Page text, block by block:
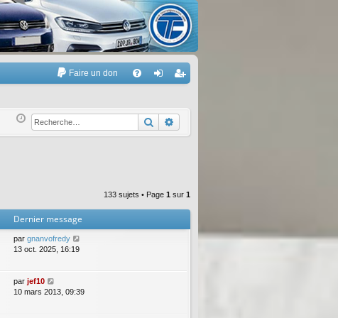
Faire un don
Q ne
xi
nr
eg
r
Rechercher
133 sujets • Page 1 sur 1
Dernier message
par gnanvofredy
13 oct. 2025, 16:19
par jef10
10 mars 2013, 09:39